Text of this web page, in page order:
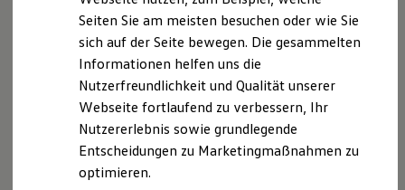
Wartungsverträge
Besitzer & Service
Reparatur & Service
Sommer-Special
Reparatur, Pflege & Inspektion
Servicetermin anfragen
Service-Vorteile bei Volkswagen Nutzfahrzeuge
ServicePlus
Economy Service
Räder & Reifen Service
Ersatzfahrzeuge
Seiten Sie am meisten besuchen oder wie Sie
sich auf der Seite bewegen. Die gesammelten
Informationen helfen uns die
Nutzerfreundlichkeit und Qualität unserer
Webseite fortlaufend zu verbessern, Ihr
Nutzererlebnis sowie grundlegende
Entscheidungen zu Marketingmaßnahmen zu
optimieren.